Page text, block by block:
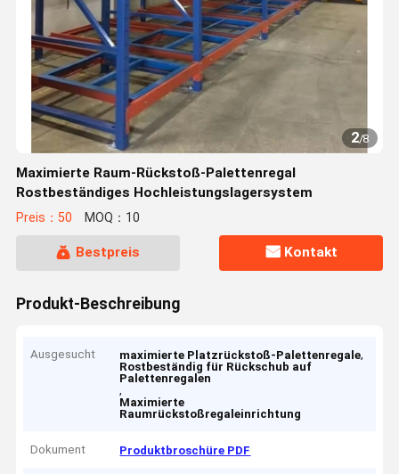
2/8
Maximierte Raum-Rückstoß-Palettenregal
Rostbeständiges Hochleistungslagersystem
Preis：50 MOQ：10
Bestpreis Kontakt
Produkt-Beschreibung
Ausgesucht maximierte Platzrückstoß-Palettenregale,
Rostbeständig für Rückschub auf
Palettenregalen
,
Maximierte
Raumrückstoßregaleinrichtung
Dokument Produktbroschüre PDF